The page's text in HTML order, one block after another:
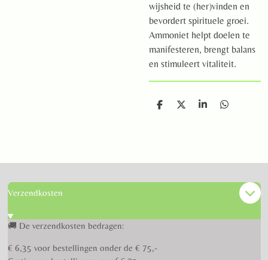
wijsheid te (her)vinden en
bevordert spirituele groei.
Ammoniet helpt doelen te
manifesteren, brengt balans
en stimuleert vitaliteit.
D
D
S
D
Verzendkosten
🚚 De verzendkosten bedragen:
€ 6,35 voor bestellingen onder de € 75,-